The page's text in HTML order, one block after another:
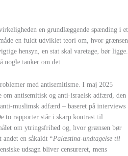
en grundlæggende spænding i et
en fuldt udviklet teori om, hvor grænsen
hensyn, en stat skal varetage, bør ligge.
nogle tanker om det.
med antisemitisme. I maj 2025
om antisemitisk og anti-israelsk adfærd, den
muslimsk adfærd – baseret på interviews
to rapporter står i skarp kontrast til
om ytringsfrihed og, hvor grænsen bør
andet en såkaldt “Palæstina-undtagelse til
udsagn bliver censureret, mens